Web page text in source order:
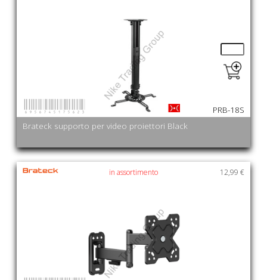
Brateck supporto per video proiettori Black
PRB-18S
12,99 €
in assortimento